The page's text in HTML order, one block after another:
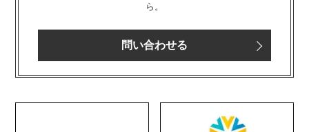
ら。
問い合わせる